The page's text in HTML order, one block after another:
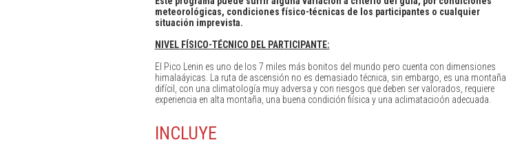
meteorológicas, condiciones físico-técnicas de los participantes o cualquier
situación imprevista.
NIVEL FÍSICO-TÉCNICO DEL PARTICIPANTE:
El Pico Lenin es uno de los 7 miles más bonitos del mundo pero cuenta con dimensiones
himalaáyicas. La ruta de ascensión no es demasiado técnica, sin embargo, es una montaña
difícil, con una climatología muy adversa y con riesgos que deben ser valorados, requiere
experiencia en alta montaña, una buena condición fiísica y una aclimatacioón adecuada.
INCLUYE